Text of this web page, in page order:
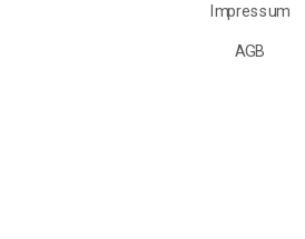
Impressum
AGB